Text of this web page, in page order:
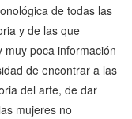
de todas las
y de las que
poca información
de encontrar a las
del arte, de dar
mujeres no